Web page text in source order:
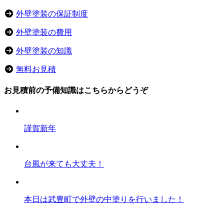
外壁塗装の保証制度
外壁塗装の費用
外壁塗装の知識
無料お見積
お見積前の予備知識はこちらからどうぞ
謹賀新年
台風が来ても大丈夫！
本日は武豊町で外壁の中塗りを行いました！